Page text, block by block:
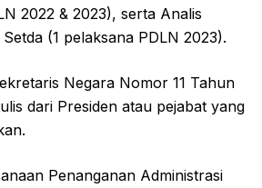
2022 & 2023), serta Analis
(1 pelaksana PDLN 2023).
Negara Nomor 11 Tahun
dari Presiden atau pejabat yang
Penanganan Administrasi